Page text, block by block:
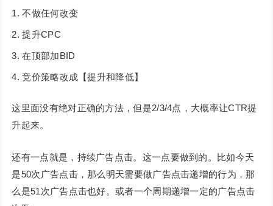
不做任何改变
提升CPC
在顶部加BID
竞价策略改成【提升和降低】
这里面没有绝对正确的方法，但是2/3/4点，大概率让CTR提
升起来。
还有一点就是，持续广告点击。这一点要做到的。比如今天
是50次广告点击，那么明天需要做广告点击递增的行为，那
么是51次广告点击也好。或者一个周期递增一定的广告点击